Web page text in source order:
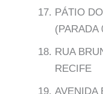
PÁTIO
(PARADA
RUA
RECIFE
AVENIDA